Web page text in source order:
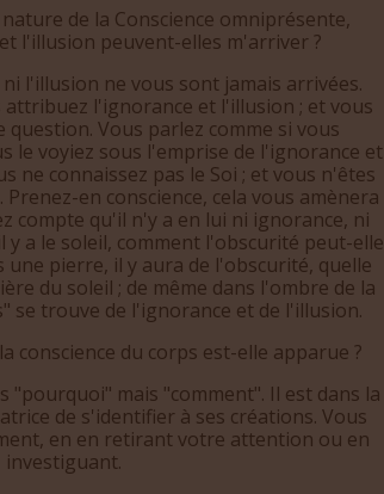
de la Conscience omniprésente,
l'illusion peuvent-elles m'arriver ?
l'illusion ne vous sont jamais arrivées.
l'ignorance et l'illusion ; et vous
Vous parlez comme si vous
le voyiez sous l'emprise de l'ignorance et
ne connaissez pas le Soi ; et vous n'êtes
en conscience, cela vous amènera
compte qu'il n'y a en lui ni ignorance, ni
y a le soleil, comment l'obscurité peut-elle
une pierre, il y aura de l'obscurité, quelle
du soleil ; de même dans l'ombre de la
se trouve de l'ignorance et de l'illusion.
conscience du corps est-elle apparue ?
"pourquoi" mais "comment". Il est dans la
de s'identifier à ses créations. Vous
en en retirant votre attention ou en
investiguant.